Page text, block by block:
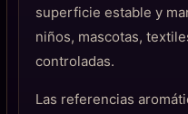
superficie estable y
niños, mascotas,
controladas.
Las referencias